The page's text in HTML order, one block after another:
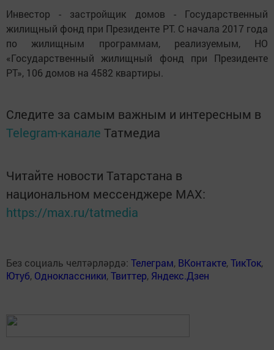
Инвестор - застройщик домов - Государственный
жилищный фонд при Президенте РТ. С начала 2017 года
по жилищным программам, реализуемым, НО
«Государственный жилищный фонд при Президенте
РТ», 106 домов на 4582 квартиры.
Следите за самым важным и интересным в
Telegram-канале Татмедиа
Читайте новости Татарстана в
национальном мессенджере MАХ:
https://max.ru/tatmedia
Без социаль челтәрләрдә: Телеграм, ВКонтакте,ТикТок,
Ютуб, Одноклассники,Твиттер, Яндекс.Дзен